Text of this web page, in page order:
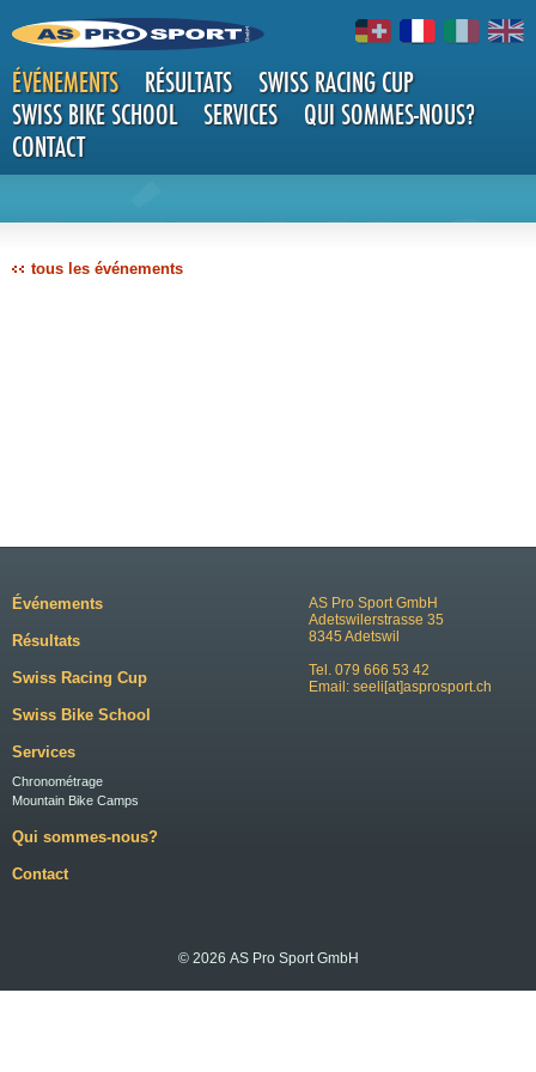
ÉVÉNEMENTS RÉSULTATS
SWISS RACING CUP
SWISS BIKE SCHOOL
SERVICES
QUI SOMMES-NOUS?
CONTACT
DÉTAILS
tous les événements
AS Pro Sport GmbH
Adetswilerstrasse 35
8345 Adetswil
Tel. 079 666 53 42
Email: seeli[at]asprosport.ch
Événements
Résultats
Swiss Racing Cup
Swiss Bike School
Services
Chronométrage
Mountain Bike Camps
Qui sommes-nous?
Contact
© 2026 AS Pro Sport GmbH